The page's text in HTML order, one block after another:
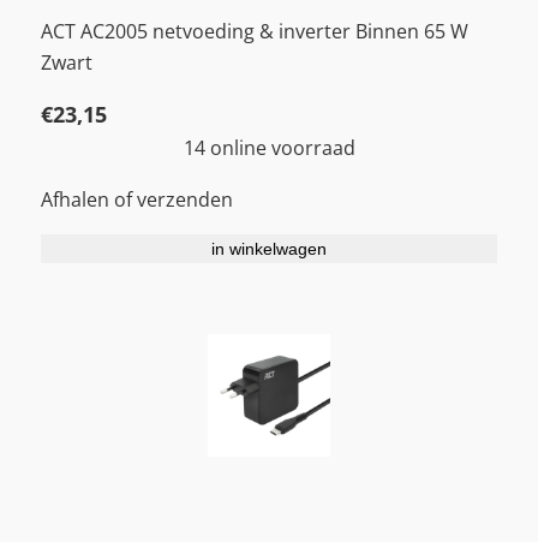
ACT AC2005 netvoeding & inverter Binnen 65 W
Zwart
€23,15
14 online voorraad
Afhalen of verzenden
in winkelwagen